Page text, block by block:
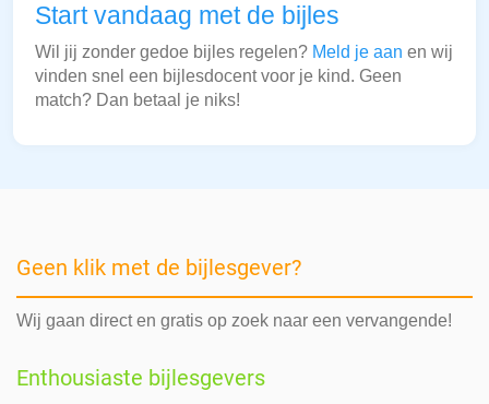
Start vandaag met de bijles
Wil jij zonder gedoe bijles regelen? Meld je aan en wij
vinden snel een bijlesdocent voor je kind. Geen
match? Dan betaal je niks!
Geen klik met de bijlesgever?
Wij gaan direct en gratis op zoek naar een vervangende!
Enthousiaste bijlesgevers